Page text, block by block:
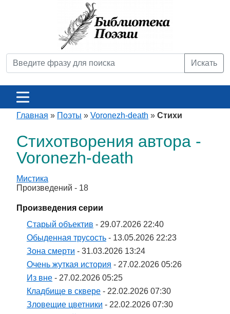
Искать
Главная » Поэты » Voronezh-death » Стихи
Стихотворения автора -
Voronezh-death
Мистика
Произведений - 18
Произведения серии
Старый объектив - 29.07.2026 22:40
Обыденная трусость - 13.05.2026 22:23
Зона смерти - 31.03.2026 13:24
Очень жуткая история - 27.02.2026 05:26
Из вне - 27.02.2026 05:25
Кладбище в сквере - 22.02.2026 07:30
Зловещие цветники - 22.02.2026 07:30